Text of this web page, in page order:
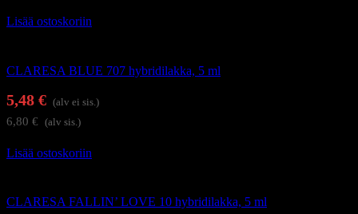
Lisää ostoskoriin
CLARESA BLUE 707 hybridilakka, 5 ml
5,48 € (alv ei sis.)
6,80 € (alv sis.)
Lisää ostoskoriin
CLARESA FALLIN’ LOVE 10 hybridilakka, 5 ml